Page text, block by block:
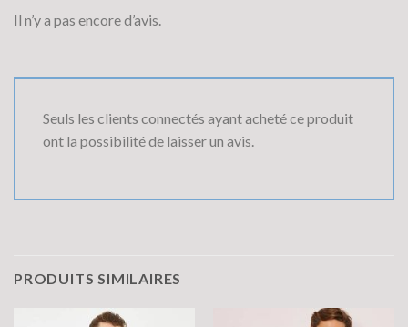
Il n’y a pas encore d’avis.
Seuls les clients connectés ayant acheté ce produit
ont la possibilité de laisser un avis.
PRODUITS SIMILAIRES